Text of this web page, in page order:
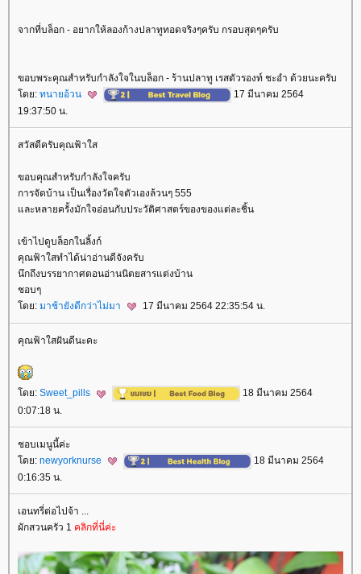
จากที่บล็อก - อยากให้ลองก้างปลาทูทอดจริงๆครับ กรอบสุดๆครับ
ขอบพระคุณสำหรับกำลังใจในบล็อก - ร้านปลาทู เรสตัวรองท์ ชะอำ ด้วยนะครับ
ดย: ทนายอ้วน
17 มีนาคม 2564
19:37:50 น.
สวัสดีครับคุณฟ้าใส
ขอบคุณสำหรับกำลังใจครับ
การจัดบ้าน เป็นเรื่องวัดใจตัวเองล้วนๆ 555
ละหลายครั้งมักใจอ่อนกับประวัติศาสตร์ของของแต่ละชิ้น
เข้าไปดูบล็อกในลิ้งก์
คุณฟ้าใสทำได้น่าอ่านดีจังครับ
นึกถึงบรรยากาศตอนอ่านนิตยสารแต่งบ้าน
ชอบๆ
ดย: มาช้ายังดีกว่าไม่มา 17 มีนาคม 2564 22:35:54 น.
คุณฟ้าใสฝันดีนะคะ
ดย: Sweet_pills
18 มีนาคม 2564
0:07:18 น.
ชอบเมนูนี้ค่ะ
ดย: newyorknurse
18 มีนาคม 2564
0:16:35 น.
เอนทรี่ต่อไปจ้า ...
ผักสวนครัว 1 คลิกที่นี่ค่ะ